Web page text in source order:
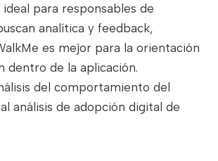
para responsables de
analítica y feedback,
es mejor para la orientación
dentro de la aplicación.
del comportamiento del
análisis de adopción digital de